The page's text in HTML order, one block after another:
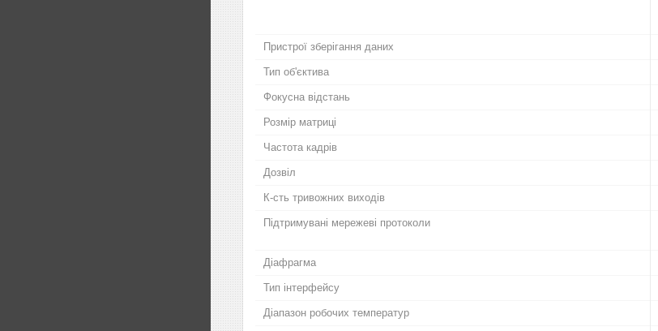
Пристрої зберігання даних
Тип об'єктива
Фокусна відстань
Розмір матриці
Частота кадрів
Дозвіл
К-сть тривожних виходів
Підтримувані мережеві протоколи
Діафрагма
Тип інтерфейсу
Діапазон робочих температур